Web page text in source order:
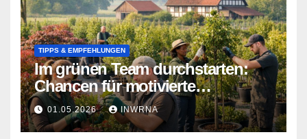
TIPPS & EMPFEHLUNGEN
Im grünen Team durchstarten:
Chancen für motivierte
Naturfreunde in NRW
01.05.2026 INWRNA